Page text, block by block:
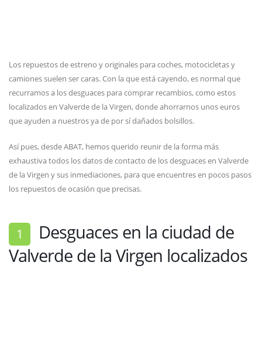
Los repuestos de estreno y originales para coches, motocicletas y
camiones suelen ser caras. Con la que está cayendo, es normal que
recurramos a los desguaces para comprar recambios, como estos
localizados en Valverde de la Virgen, donde ahorrarnos unos euros
que ayuden a nuestros ya de por sí dañados bolsillos.
Así pues, desde ABAT, hemos querido reunir de la forma más
exhaustiva todos los datos de contacto de los desguaces en Valverde
de la Virgen y sus inmediaciones, para que encuentres en pocos pasos
los repuestos de ocasión que precisas.
1 Desguaces en la ciudad de
Valverde de la Virgen localizados